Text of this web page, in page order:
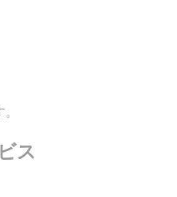
ス